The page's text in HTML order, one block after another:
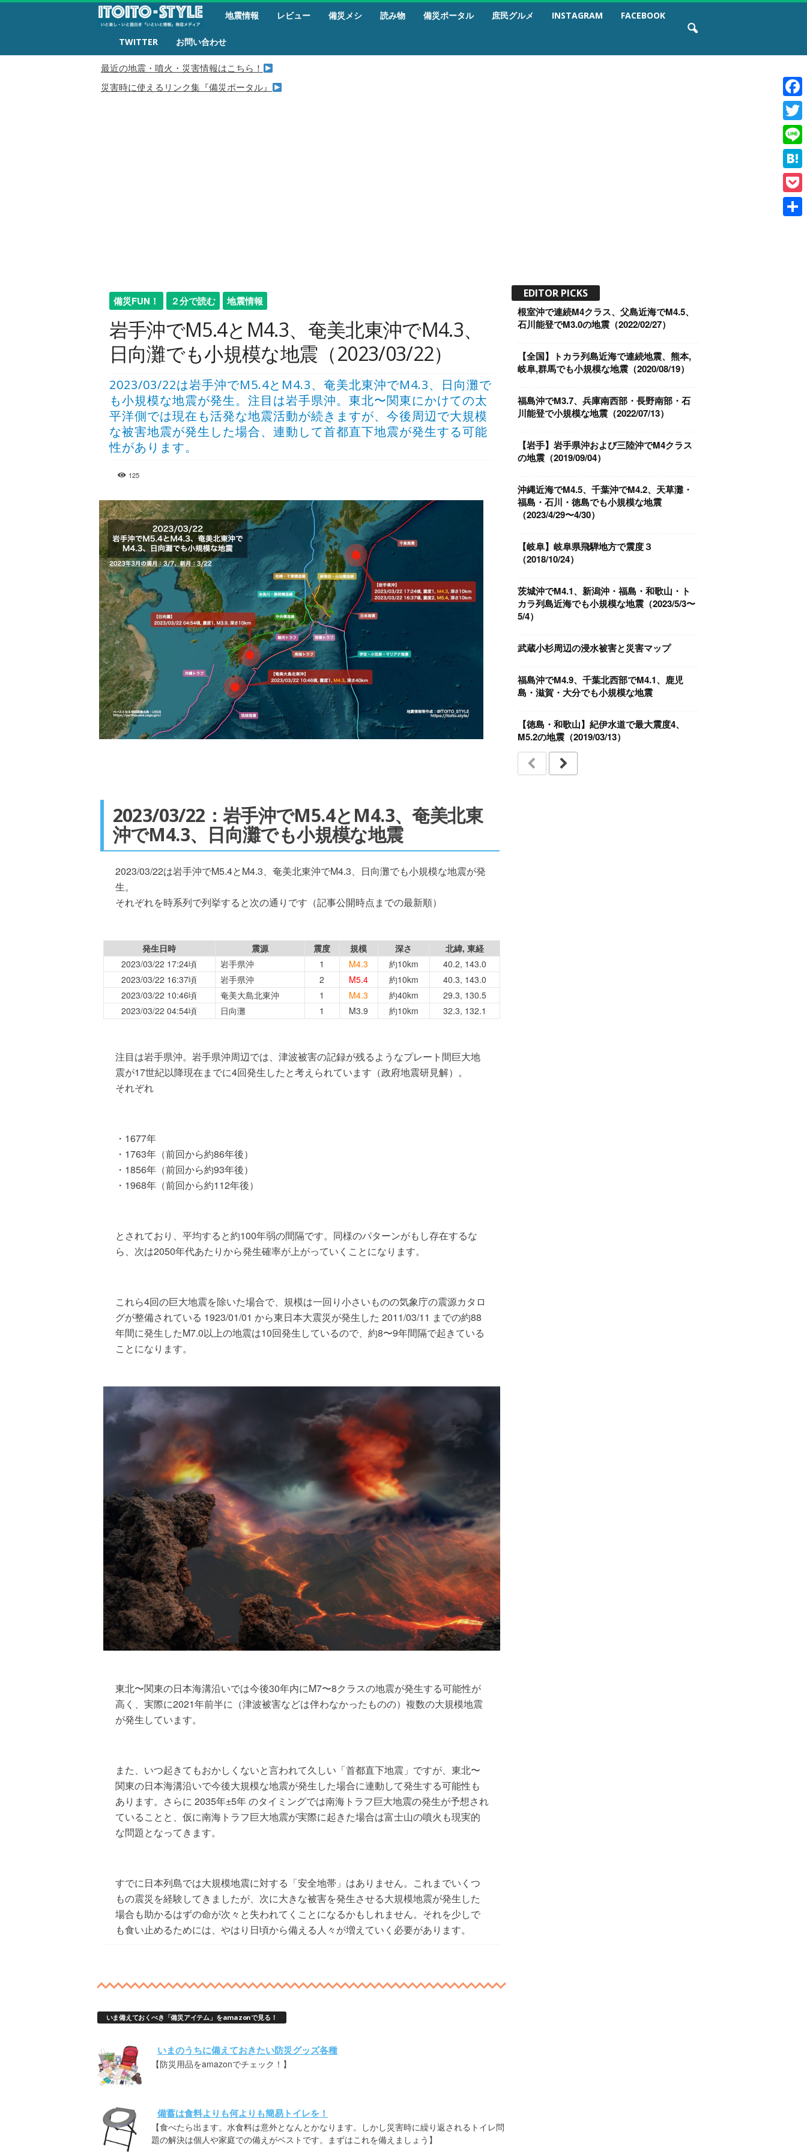
活
地震情報 レビュー 備災メシ 読み物 備災ポータル 庶民グルメ INSTAGRAM FACEBOOK
TWITTER お問い合わせ
最近の地震・噴火・災害情報はこちら！
災害時に使えるリンク集『備災ポータル』
備災FUN！ ２分で読む 地震情報
岩手沖でM5.4とM4.3、奄美北東沖でM4.3、
日向灘でも小規模な地震（2023/03/22）
2023/03/22は岩手沖でM5.4とM4.3、奄美北東沖でM4.3、日向灘で
も小規模な地震が発生。注目は岩手県沖。東北〜関東にかけての太
平洋側では現在も活発な地震活動が続きますが、今後周辺で大規模
な被害地震が発生した場合、連動して首都直下地震が発生する可能
性があります。
125
2023/03/22：岩手沖でM5.4とM4.3、奄美北東
沖でM4.3、日向灘でも小規模な地震
2023/03/22は岩手沖でM5.4とM4.3、奄美北東沖でM4.3、日向灘でも小規模な地震が発
生。
それぞれを時系列で列挙すると次の通りです（記事公開時点までの最新順）
発生日時 震源 震度 規模 深さ
北緯, 東経
2023/03/22 17:24頃
岩手県沖 1 M4.3 約10km
40.2, 143.0
2023/03/22 16:37頃
岩手県沖 2 M5.4 約10km
40.3, 143.0
2023/03/22 10:46頃
奄美大島北東沖 1 M4.3 約40km
29.3, 130.5
2023/03/22 04:54頃
日向灘 1 M3.9 約10km 32.3, 132.1
注目は岩手県沖。岩手県沖周辺では、津波被害の記録が残るようなプレート間巨大地
震が17世紀以降現在までに4回発生したと考えられています（政府地震研見解）。
それぞれ
・1677年
・1763年（前回から約86年後）
・1856年（前回から約93年後）
・1968年（前回から約112年後）
とされており、平均すると約100年弱の間隔です。同様のパターンがもし存在するな
ら、次は2050年代あたりから発生確率が上がっていくことになります。
これら4回の巨大地震を除いた場合で、規模は一回り小さいものの気象庁の震源カタロ
グが整備されている 1923/01/01 から東日本大震災が発生した 2011/03/11 までの約88
年間に発生したM7.0以上の地震は10回発生しているので、約8〜9年間隔で起きている
ことになります。
東北〜関東の日本海溝沿いでは今後30年内にM7〜8クラスの地震が発生する可能性が
高く、実際に2021年前半に（津波被害などは伴わなかったものの）複数の大規模地震
が発生しています。
また、いつ起きてもおかしくないと言われて久しい「首都直下地震」ですが、東北〜
関東の日本海溝沿いで今後大規模な地震が発生した場合に連動して発生する可能性も
あります。さらに 2035年±5年 のタイミングでは南海トラフ巨大地震の発生が予想され
ていることと、仮に南海トラフ巨大地震が実際に起きた場合は富士山の噴火も現実的
な問題となってきます。
すでに日本列島では大規模地震に対する「安全地帯」はありません。これまでいくつ
もの震災を経験してきましたが、次に大きな被害を発生させる大規模地震が発生した
場合も助かるはずの命が次々と失われてくことになるかもしれません。それを少しで
も食い止めるためには、やはり日頃から備える人々が増えていく必要があります。
いま備えておくべき「備災アイテム」をamazonで見る！
いまのうちに備えておきたい防災グッズ各種
【防災用品をamazonでチェック！】
備蓄は食料よりも何よりも簡易トイレを！
【食べたら出ます。水食料は意外となんとかなります。しかし災害時に繰り返されるトイレ問
題の解決は個人や家庭での備えがベストです。まずはこれを備えましょう】
EDITOR PICKS
根室沖で連続M4クラス、父島近海でM4.5、
石川能登でM3.0の地震（2022/02/27）
【全国】トカラ列島近海で連続地震、熊本,
岐阜,群馬でも小規模な地震（2020/08/19）
福島沖でM3.7、兵庫南西部・長野南部・石
川能登で小規模な地震（2022/07/13）
【岩手】岩手県沖および三陸沖でM4クラス
の地震（2019/09/04）
沖縄近海でM4.5、千葉沖でM4.2、天草灘・
福島・石川・徳島でも小規模な地震
（2023/4/29〜4/30）
【岐阜】岐阜県飛騨地方で震度３
（2018/10/24）
茨城沖でM4.1、新潟沖・福島・和歌山・ト
カラ列島近海でも小規模な地震（2023/5/3〜
5/4）
武蔵小杉周辺の浸水被害と災害マップ
福島沖でM4.9、千葉北西部でM4.1、鹿児
島・滋賀・大分でも小規模な地震
【徳島・和歌山】紀伊水道で最大震度4、
M5.2の地震（2019/03/13）
F
a
c
e
b
o
o
k
T
w
i
t
t
e
r
L
n
e
H
a
t
e
P